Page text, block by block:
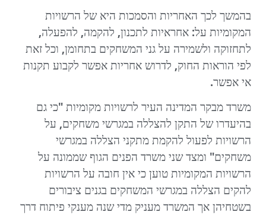
בהמשך לכך האחריות והסמכות היא של הרשויות
המקומיות על: אחראיות לתכנון, להקמה, להפעלה,
לתחזוקה ולשמירה על גני המשחקים בתחומן, וכל זאת
לפי הוראות החוק, לדרוש אחריות אפשר לקבוע תקנות
אי אפשר.
משרד מבקר המדינה העיר לרשויות מקומיות "כי גם
בהיעדרו של התקן להצללה במגרשי משחקים, על
הרשויות לפעול להקמת מתקני הצללה במגרשי
משחקים" ומצד שני משרד הפנים הגוף שממונה על
הרשויות המקומיות טוען כי אין חובה על הרשויות
להקים הצללה במגרשי המשחקים בגנים ציבורים
בשטחיהן אך המשרד מעניק מדי שנה מענקי פיתוח דרך